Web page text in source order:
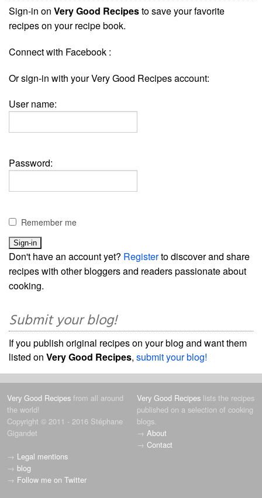
Sign-in on Very Good Recipesto save your favorite
recipes on your recipe book.
Connect with Facebook :
Or sign-in with your Very Good Recipes account:
User name:
Password:
Remember me
Don't have an account yet? Registerto discover and share
recipes with other bloggers and readers passionate about
cooking.
Submit your blog!
If you publish original recipes on your blog and want them
listed on Very Good Recipes, submit your blog!
Very Good Recipes from all around
the world!
Copyright © 2011 - 2016 Stéphane
Gigandet
→ Legal mentions
→ blog
→ Follow me on Twitter
Very Good Recipes lists the recipes
published on a selection of cooking
blogs.
→ About
→ Contact